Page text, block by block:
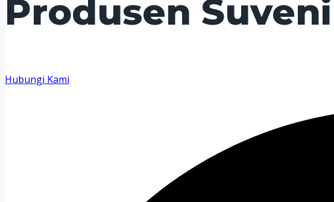
Produsen
Hubungi Kami